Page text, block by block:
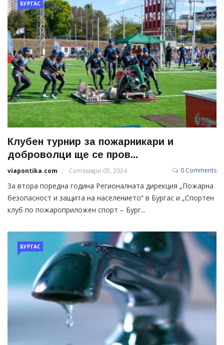
БУРГАС
Клубен турнир за пожарникари и
доброволци ще се пров...
viapontika.com Септември 05, 2024 0 Comments
За втора поредна година Регионалната дирекция „Пожарна
безопасност и защита на населението“ в Бургас и „Спортен
клуб по пожароприложен спорт – Бург...
БУРГАС